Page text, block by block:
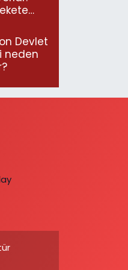
Devlet
neden